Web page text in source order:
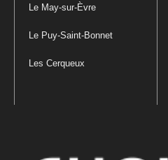
Le May-sur-Èvre
Le Puy-Saint-Bonnet
Les Cerqueux